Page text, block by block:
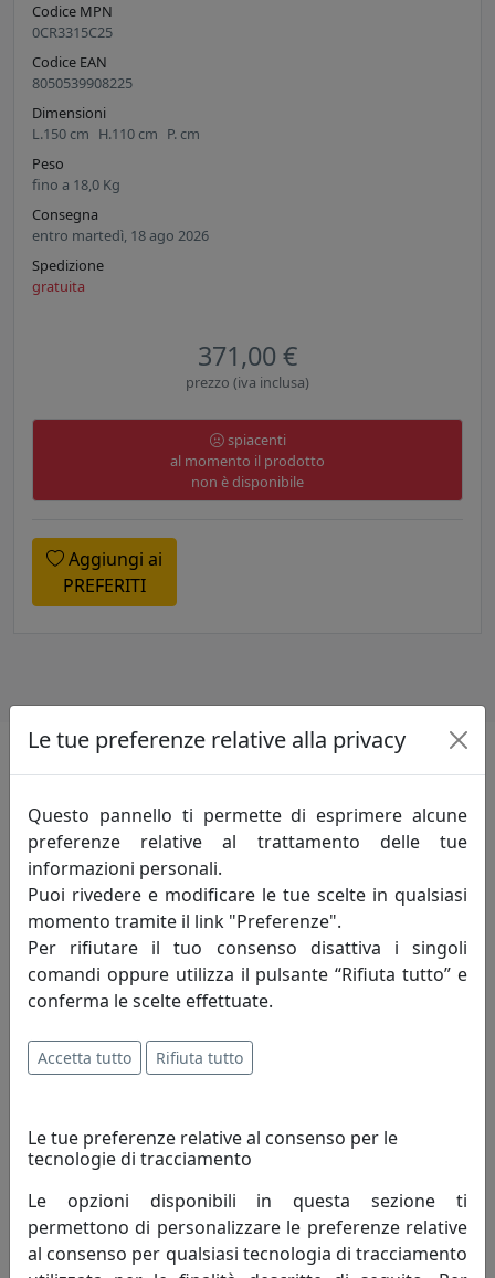
Codice MPN
0CR3315C25
Codice EAN
8050539908225
Dimensioni
L.150 cm H.110 cm P. cm
Peso
fino a 18,0 Kg
Consegna
entro martedì, 18 ago 2026
Spedizione
gratuita
371,00 €
prezzo (iva inclusa)
spiacenti
al momento il prodotto
non è disponibile
Aggiungi ai
PREFERITI
Se stai cercando una cornice da parete di grandi
dimensioni, sei nel posto giusto. Morgana, oltre che
specchio e porta foto, adesso è anche la cornice
perfetta per il tuo televisore. Il tocco di classe a cui
nessuno pensa, ma che cambia totalmente lo stile dei
tuoi spazi. Morgana permette di diffondere
un'atmosfera di ricercatezza nel tuo salotto o nel tuo
di questa cornice da parete di grandi dimensioni di Arti
e Mestieri svolgeranno tutto il resto del lavoro. La
e bianco.
Informazioni sul brand
Da oltre quaranta anni, l’espressione
Le tue preferenze relative alla privacy
Questo pannello ti permette di esprimere alcune
preferenze relative al trattamento delle tue
informazioni personali.
Puoi rivedere e modificare le tue scelte in qualsiasi
momento tramite il link "Preferenze".
Per rifiutare il tuo consenso disattiva i singoli
comandi oppure utilizza il pulsante “Rifiuta tutto” e
conferma le scelte effettuate.
Accetta tutto Rifiuta tutto
Le tue preferenze relative al consenso per le
tecnologie di tracciamento
Le opzioni disponibili in questa sezione ti
permettono di personalizzare le preferenze relative
al consenso per qualsiasi tecnologia di tracciamento